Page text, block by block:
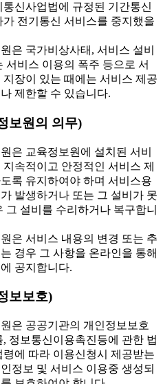
통신사업법에 규정된 기간통신
가 전기통신 서비스를 중지했을
은 국가비상사태, 서비스 설비
서비스 이용의 폭주 등으로 서
지장이 있는 때에는 서비스 제공
제한할 수 있습니다.
보원의 의무)
은 교육정보원에 설치된 서비
속적이고 안정적인 서비스 제
록 유지하여야 하며 서비스용
발생하거나 또는 그 설비가 못
그 설비를 수리하거나 복구합니
은 서비스 내용의 변경 또는 추
경우 그 사항을 온라인을 통해
공지합니다.
보보호)
은 공공기관의 개인정보보호
, 정보통신이용촉진등에 관한 법
령에 따라 이용신청시 제공받는
정보 및 서비스 이용중 생성되